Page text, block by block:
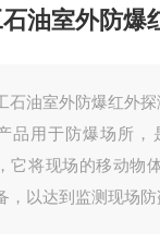
油室外防爆
石油室外防爆红外
品用于防爆场所，
它将现场的移动物
，以达到监测现场防